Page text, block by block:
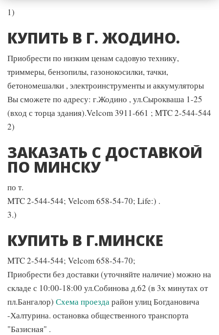
1)
КУПИТЬ В Г. ЖОДИНО.
Приобрести по низким ценам садовую технику,
триммеры, бензопилы, газонокосилки, тачки,
бетономешалки , электроинструменты и аккумуляторы
Вы сможете по адресу: г.Жодино , ул.Сырокваша 1-25
(вход с торца здания).Velcom 3911-661 ; MTC 2-544-544
2)
ЗАКАЗАТЬ С ДОСТАВКОЙ
ПО МИНСКУ
по т.
MTC 2-544-544; Velcom 658-54-70; Life:) .
3.)
КУПИТЬ В Г.МИНСКЕ
MTC 2-544-544; Velcom 658-54-70;
Приобрести без доставки (уточняйте наличие) можно на
складе с 10:00-18:00 ул.Собинова д.62 (в 3х минутах от
пл.Бангалор) Схема проездарайон улиц Богдановича
-Халтурина. остановка общественного транспорта
"Базисная" .